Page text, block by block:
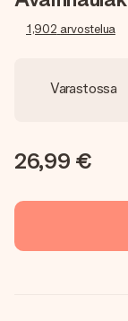
1,902 arvostelua
Varastossa
26,99 €